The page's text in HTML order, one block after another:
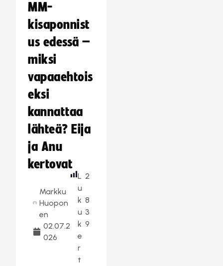
MM-
kisaponnist
us edessä –
miksi
vapaaehtois
eksi
kannattaa
lähteä? Eija
ja Anu
kertovat
Markku
Huopon
en
02.07.2
026
L
u
k
u
k
e
r
t
2
8
3
9